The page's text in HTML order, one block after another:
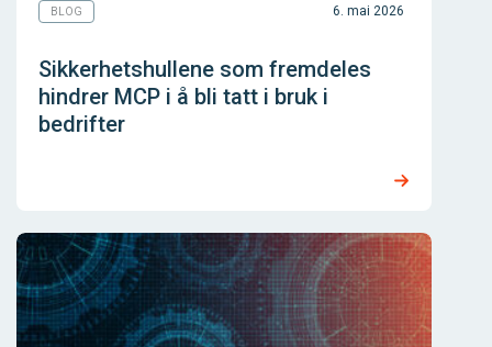
BLOG 6. mai 2026
Sikkerhetshullene som fremdeles
hindrer MCP i å bli tatt i bruk i
bedrifter